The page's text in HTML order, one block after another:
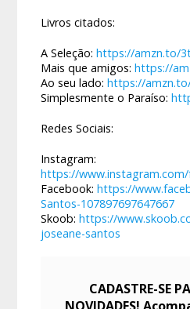
Livros citados:
A Seleção:https://amzn.to/
Mais que amigos:https://
Ao seu lado:https://
Simplesmente o Paraíso:
Redes Sociais:
Instagram:
https://
Facebook:https://
Santos-107897697647667
Skoob:https://
joseane-santos
CADASTRE-SE
NOVIDADES!